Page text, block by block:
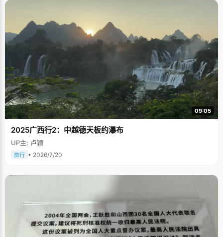
09:05
2025广西行2：中越德天板约瀑布
UP主: 卢颖
旅行 • 2026/7/20